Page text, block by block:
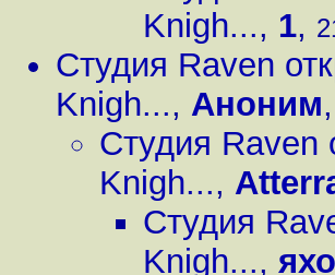
Knigh..., 1,
Студия Raven
Knigh..., Аноним,
Студия Raven
Knigh...,
Студия
Knigh...,